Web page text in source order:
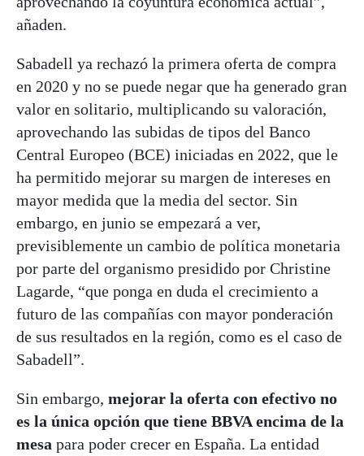
añaden.
Sabadell ya rechazó la primera oferta de compra
en 2020 y no se puede negar que ha generado gran
valor en solitario, multiplicando su valoración,
aprovechando las subidas de tipos del Banco
Central Europeo (BCE) iniciadas en 2022, que le
ha permitido mejorar su margen de intereses en
mayor medida que la media del sector. Sin
embargo, en junio se empezará a ver,
previsiblemente un cambio de política monetaria
por parte del organismo presidido por Christine
Lagarde, “que ponga en duda el crecimiento a
futuro de las compañías con mayor ponderación
de sus resultados en la región, como es el caso de
Sabadell”.
Sin embargo, mejorar la oferta con efectivo no
es la única opción que tiene BBVA encima de la
mesa para poder crecer en España. La entidad